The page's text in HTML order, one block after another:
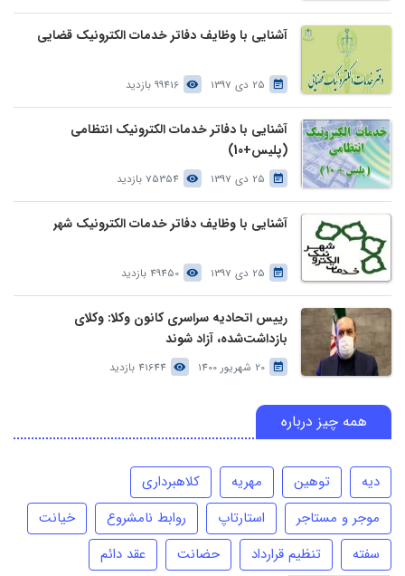
آشنایی با وظایف دفاتر خدمات الکترونیک قضایی
25 دی 1397 99416 بازدید
آشنایی با دفاتر خدمات الکترونیک انتظامی
(پلیس+10)
25 دی 1397 75354 بازدید
آشنایی با وظایف دفاتر خدمات الکترونیک شهر
25 دی 1397 49450 بازدید
رییس اتحادیه سراسری کانون وکلا: وکلای
بازداشت‌شده، آزاد شوند
20 شهریور 1400 41644 بازدید
همه چیز درباره
دیه توهین مهریه
کلاهبرداری
موجر و مستاجر
استارتاپ روابط نامشروع
خیانت
سفته
تنظیم قرارداد حضانت
عقد دائم